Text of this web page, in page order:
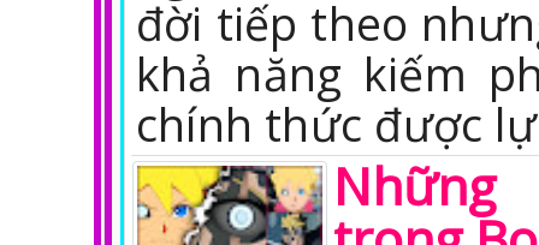
đời tiếp theo
khả năng kiếm
chính thức được